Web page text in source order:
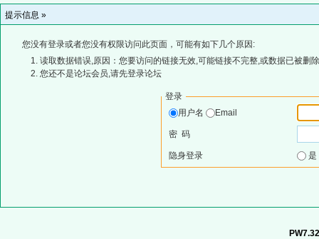
提示信息 »
您没有登录或者您没有权限访问此页面，可能有如下几个原因:
读取数据错误,原因：您要访问的链接无效,可能链接不完整,或数据已被删
您还不是论坛会员,请先登录论坛
登录
用户名
Email
密 码
隐身登录